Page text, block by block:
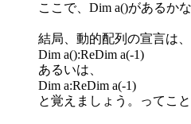
ここで、Dim a()があるか
結局、動的配列の宣言は
Dim a():ReDim a(-1)
あるいは、
Dim a:ReDim a(-1)
と覚えましょう。ってこと